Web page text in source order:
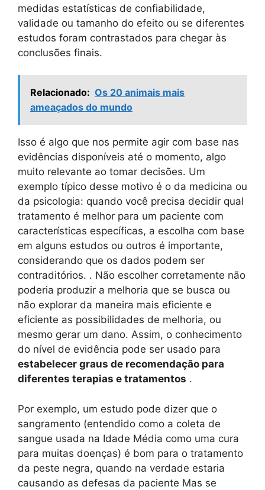
medidas estatísticas de confiabilidade,
validade ou tamanho do efeito ou se diferentes
estudos foram contrastados para chegar às
conclusões finais.
Relacionado: Os 20 animais mais
ameaçados do mundo
Isso é algo que nos permite agir com base nas
evidências disponíveis até o momento, algo
muito relevante ao tomar decisões. Um
exemplo típico desse motivo é o da medicina ou
da psicologia: quando você precisa decidir qual
tratamento é melhor para um paciente com
características específicas, a escolha com base
em alguns estudos ou outros é importante,
considerando que os dados podem ser
contraditórios. . Não escolher corretamente não
poderia produzir a melhoria que se busca ou
não explorar da maneira mais eficiente e
eficiente as possibilidades de melhoria, ou
mesmo gerar um dano. Assim, o conhecimento
do nível de evidência pode ser usado para
estabelecer graus de recomendação para
diferentes terapias e tratamentos .
Por exemplo, um estudo pode dizer que o
sangramento (entendido como a coleta de
sangue usada na Idade Média como uma cura
para muitas doenças) é bom para o tratamento
da peste negra, quando na verdade estaria
causando as defesas da paciente Mas se